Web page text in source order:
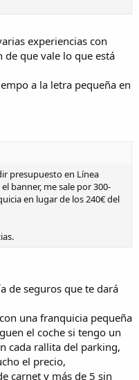
experiencias con
de que vale lo que está
a la letra pequeña en
presupuesto en Línea
banner, me sale por 300-
en lugar de los 240€ del
de seguros que te dará
una franquicia pequeña
el coche si tengo un
cada rallita del parking,
el precio,
carnet y más de 5 sin